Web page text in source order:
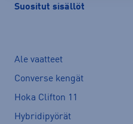
Suositut sisällöt
Ale vaatteet
Converse kengät
Hoka Clifton 11
Hybridipyörät